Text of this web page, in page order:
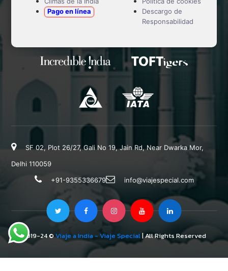
Pago en línea
Descargo de
Responsabilidad
SF 02, Plot 26/27, Gali No 19, Jain Rd, Near Dwarka Mor,
Delhi 110059
+91-9355336679
info@viajespecial.com
2019-24 ©Viaje a India - Viaje Special| All Rights Reserved